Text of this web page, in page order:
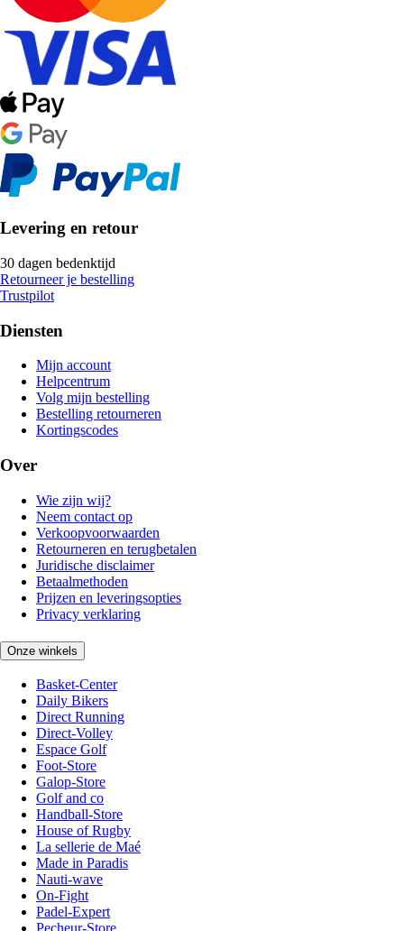
Levering en retour
30 dagen bedenktijd
Retourneer je bestelling
Trustpilot
Diensten
Mijn account
Helpcentrum
Volg mijn bestelling
Bestelling retourneren
Kortingscodes
Over
Wie zijn wij?
Neem contact op
Verkoopvoorwaarden
Retourneren en terugbetalen
Juridische disclaimer
Betaalmethoden
Prijzen en leveringsopties
Privacy verklaring
Onze winkels
Basket-Center
Daily Bikers
Direct Running
Direct-Volley
Espace Golf
Foot-Store
Galop-Store
Golf and co
Handball-Store
House of Rugby
La sellerie de Maé
Made in Paradis
Nauti-wave
On-Fight
Padel-Expert